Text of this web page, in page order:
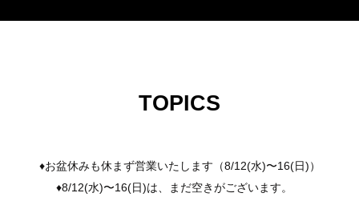
TOPICS
♦︎お盆休みも休まず営業いたします（8/12(水)〜16(日)）
♦︎8/12(水)〜16(日)は、まだ空きがございます。